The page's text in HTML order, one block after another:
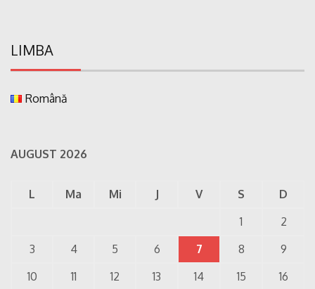
LIMBA
Română
AUGUST 2026
L Ma Mi J V S
D
1
2
3
4 5 6 7 8
9
10
11 12 13 14 15 16